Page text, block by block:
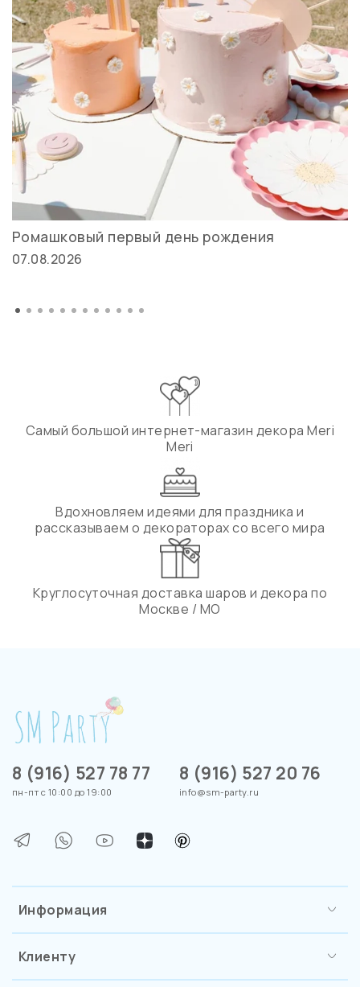
Ромашковый первый день рождения
07.08.2026
Самый большой интернет-магазин декора Meri
Meri
Вдохновляем идеями для праздника и
рассказываем о декораторах со всего мира
Круглосуточная доставка шаров и декора по
Москве / МО
Информация
Клиенту
8 (916) 527 78 77
пн-пт с 10:00 до 19:00
8 (916) 527 20 76
info@sm-party.ru